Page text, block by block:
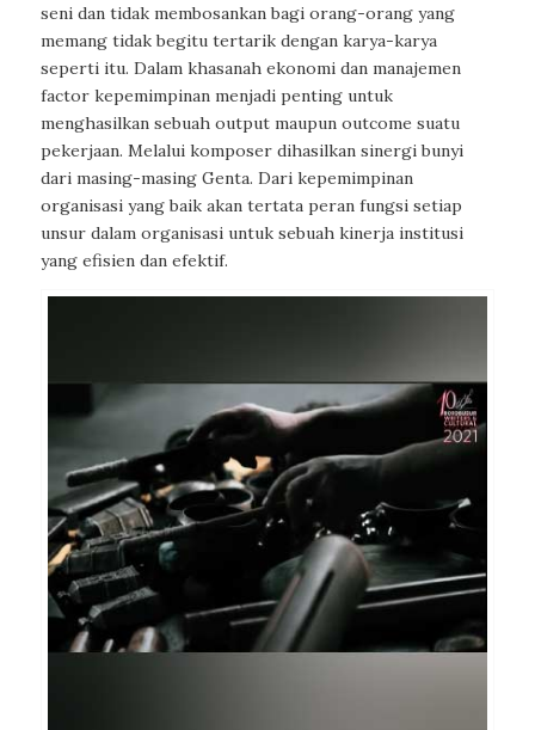
seni dan tidak membosankan bagi orang-orang yang
memang tidak begitu tertarik dengan karya-karya
seperti itu. Dalam khasanah ekonomi dan manajemen
factor kepemimpinan menjadi penting untuk
menghasilkan sebuah output maupun outcome suatu
pekerjaan. Melalui komposer dihasilkan sinergi bunyi
dari masing-masing Genta. Dari kepemimpinan
organisasi yang baik akan tertata peran fungsi setiap
unsur dalam organisasi untuk sebuah kinerja institusi
yang efisien dan efektif.